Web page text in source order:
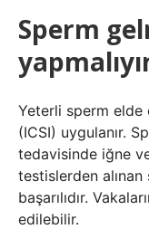
Sperm
Yeterli sperm
(ICSI) uygulanır.
tedavisinde iğne
testislerden alınan
başarılıdır.
edilebilir.